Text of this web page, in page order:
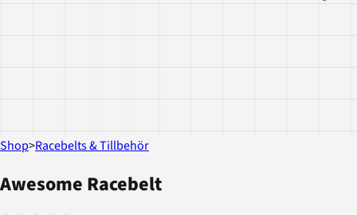
Shop>Racebelts & Tillbehör
Awesome Racebelt